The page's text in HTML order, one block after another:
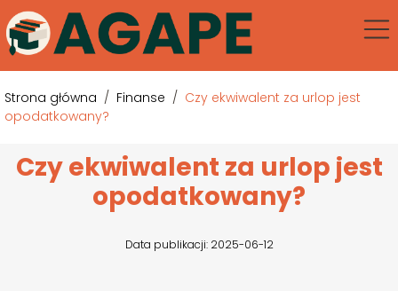
Strona główna / Finanse / Czy ekwiwalent za urlop jest
opodatkowany?
Czy ekwiwalent za urlop jest
opodatkowany?
Data publikacji: 2025-06-12